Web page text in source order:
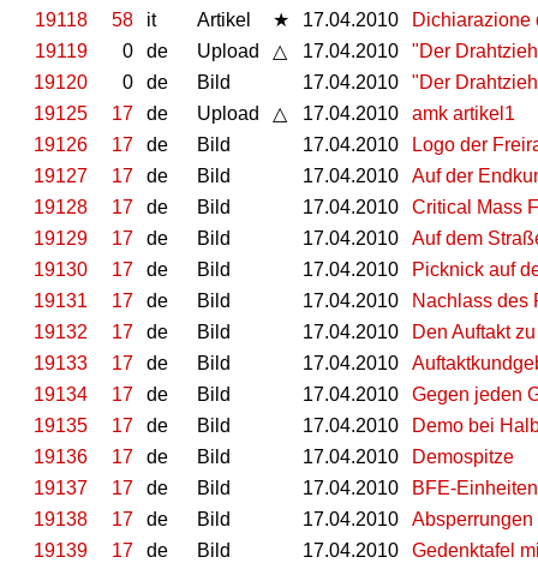
19118
58 it Artikel ★ 17.04.2010
Dichiarazione
19119
0 de Upload △ 17.04.2010
"Der
19120
0 de Bild 17.04.2010
"Der
19125
17 de Upload △ 17.04.2010
amk artikel1
19126
17 de Bild 17.04.2010
Logo der
19127
17 de Bild 17.04.2010
Auf der
19128
17 de Bild 17.04.2010
Critical Mass
19129
17 de Bild 17.04.2010
Auf dem
19130
17 de Bild 17.04.2010
Picknick auf
19131
17 de Bild 17.04.2010
Nachlass des
19132
17 de Bild 17.04.2010
Den Auftakt
19133
17 de Bild 17.04.2010
19134
17 de Bild 17.04.2010
Gegen jeden
19135
17 de Bild 17.04.2010
Demo bei
19136
17 de Bild 17.04.2010
Demospitze
19137
17 de Bild 17.04.2010
BFE-
19138
17 de Bild 17.04.2010
19139
17 de Bild 17.04.2010
Gedenktafel